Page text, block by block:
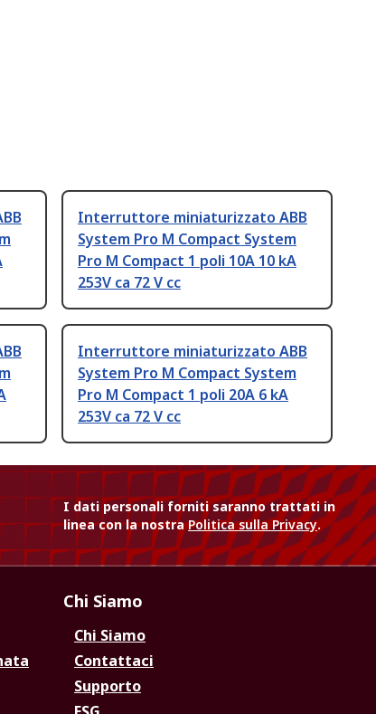
Interruttore miniaturizzato ABB
System Pro M Compact System
Pro M Compact 1 poli 10A 10 kA
253V ca 72 V cc
Interruttore miniaturizzato ABB
System Pro M Compact System
Pro M Compact 1 poli 20A 6 kA
253V ca 72 V cc
I dati personali forniti saranno trattati in
linea con la nostraPolitica sulla Privacy.
Chi Siamo
Chi Siamo
Contattaci
Supporto